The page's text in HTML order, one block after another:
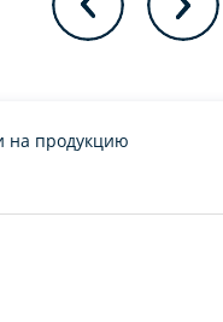
на продукцию